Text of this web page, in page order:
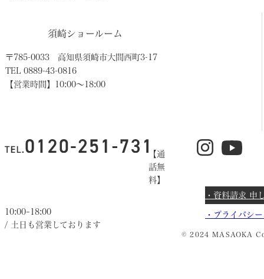
須崎ショールーム
〒785-0033 高知県須崎市大間西町3-17
TEL 0889-43-0816
【営業時間】10:00〜18:00
【通
話無
料】
10:00~18:00
/ 土日も営業しております
・資料請求 申
・ プライバシ
© 2024 MASAOKA